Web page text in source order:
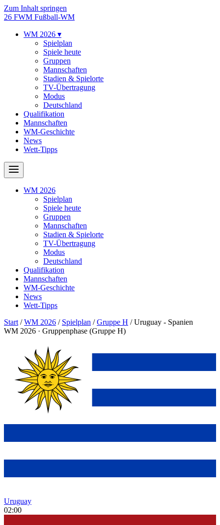
Zum Inhalt springen
26 FWM Fußball-WM
WM 2026 ▾
Spielplan
Spiele heute
Gruppen
Mannschaften
Stadien & Spielorte
TV-Übertragung
Modus
Deutschland
Qualifikation
Mannschaften
WM-Geschichte
News
Wett-Tipps
WM 2026
Spielplan
Spiele heute
Gruppen
Mannschaften
Stadien & Spielorte
TV-Übertragung
Modus
Deutschland
Qualifikation
Mannschaften
WM-Geschichte
News
Wett-Tipps
Start /WM 2026 / Spielplan /Gruppe H /Uruguay - Spanien
WM 2026 · Gruppenphase (Gruppe H)
Uruguay
02:00